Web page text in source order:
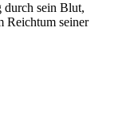
durch sein Blut,
Reichtum seiner